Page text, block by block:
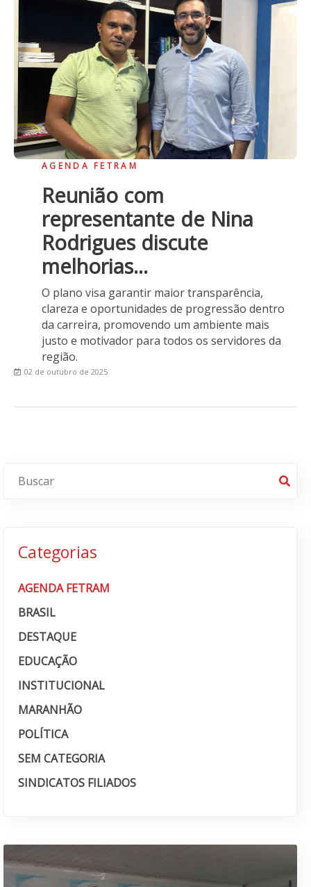
AGENDA FETRAM
Reunião com
representante de Nina
Rodrigues discute
melhorias...
O plano visa garantir maior transparência,
clareza e oportunidades de progressão dentro
da carreira, promovendo um ambiente mais
justo e motivador para todos os servidores da
região.
02 de outubro de 2025
Categorias
AGENDA FETRAM
BRASIL
DESTAQUE
EDUCAÇÃO
INSTITUCIONAL
MARANHÃO
POLÍTICA
SEM CATEGORIA
SINDICATOS FILIADOS